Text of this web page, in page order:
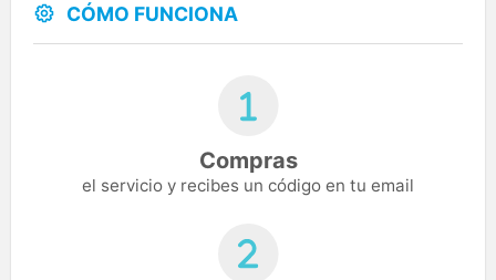
CÓMO FUNCIONA
Compras
el servicio y recibes un código en tu email